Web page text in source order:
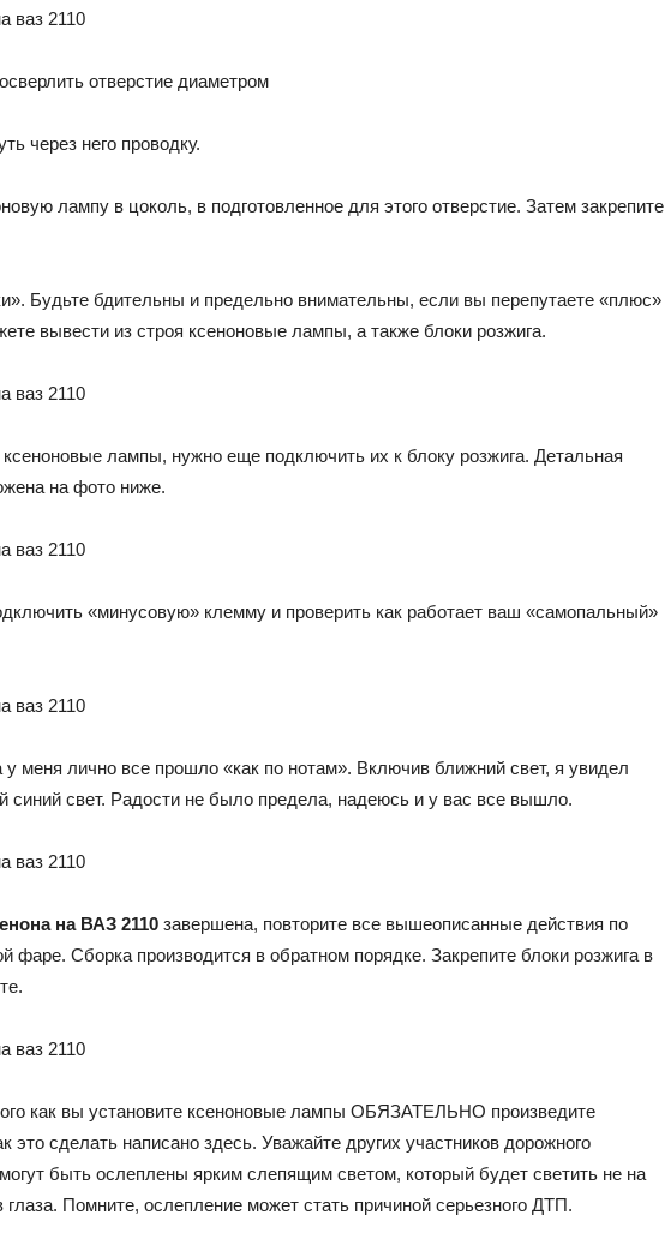
отверстие диаметром
через него проводку.
лампу в цоколь, в подготовленное для этого отверстие. Затем закрепите
Будьте бдительны и предельно внимательны, если вы перепутаете «плюс»
вывести из строя ксеноновые лампы, а также блоки розжига.
лампы, нужно еще подключить их к блоку розжига. Детальная
на фото ниже.
«минусовую» клемму и проверить как работает ваш «самопальный»
у меня лично все прошло «как по нотам». Включив ближний свет, я увидел
синий свет. Радости не было предела, надеюсь и у вас все вышло.
на ВАЗ 2110 завершена, повторите все вышеописанные действия по
фаре. Сборка производится в обратном порядке. Закрепите блоки розжига в
как вы установите ксеноновые лампы ОБЯЗАТЕЛЬНО произведите
это сделать написано здесь. Уважайте других участников дорожного
быть ослеплены ярким слепящим светом, который будет светить не на
глаза. Помните, ослепление может стать причиной серьезного ДТП.